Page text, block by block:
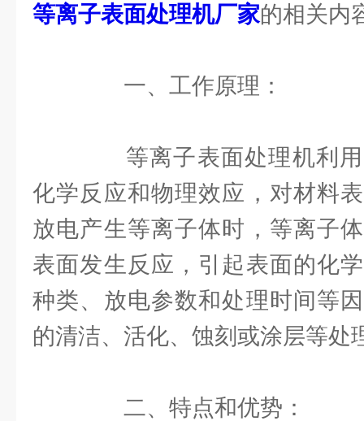
等离子表面处理机厂家的相关内
一、工作原理：
等离子表面处理机利用
化学反应和物理效应，对材料
放电产生等离子体时，等离子
表面发生反应，引起表面的化
种类、放电参数和处理时间等
的清洁、活化、蚀刻或涂层等处
二、特点和优势：